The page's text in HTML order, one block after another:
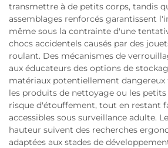
transmettre à de petits corps, tandis
assemblages renforcés garantissent
même sous la contrainte d'une
chocs accidentels causés par des
roulant. Des mécanismes de
aux éducateurs des options de
matériaux potentiellement dangereux
les produits de nettoyage ou les
risque d'étouffement, tout en restant
accessibles sous surveillance adulte.
hauteur suivent des recherches
adaptées aux stades de